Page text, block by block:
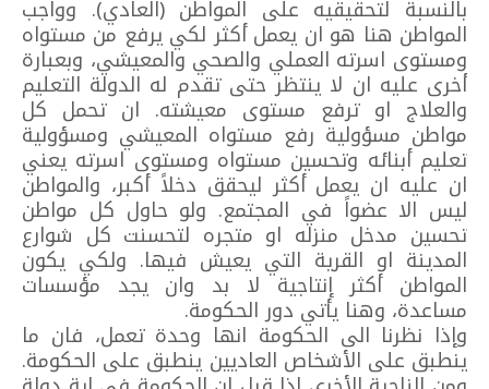
بالنسبة لتحقيقيه على المواطن (العادي). وواجب
المواطن هنا هو ان يعمل أكثر لكي يرفع من مستواه
ومستوى اسرته العملي والصحي والمعيشي، وبعبارة
أخرى عليه ان لا ينتظر حتى تقدم له الدولة التعليم
والعلاج او ترفع مستوى معيشته. ان تحمل كل
مواطن مسؤولية رفع مستواه المعيشي ومسؤولية
تعليم أبنائه وتحسين مستواه ومستوى اسرته يعني
ان عليه ان يعمل أكثر ليحقق دخلاً أكبر، والمواطن
ليس الا عضواً في المجتمع. ولو حاول كل مواطن
تحسين مدخل منزله او متجره لتحسنت كل شوارع
المدينة او القرية التي يعيش فيها. ولكي يكون
المواطن أكثر إنتاجية لا بد وان يجد مؤسسات
مساعدة، وهنا يأتي دور الحكومة.
وإذا نظرنا الى الحكومة انها وحدة تعمل، فان ما
ينطبق على الأشخاص العاديين ينطبق على الحكومة.